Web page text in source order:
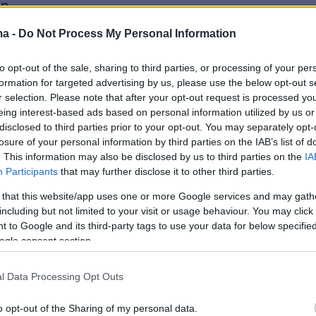
- Do Not Process My Personal Information
opt-out of the sale, sharing to third parties, or processing of your
for targeted advertising by us, please use the below opt-out
selection. Please note that after your opt-out request is processed
interest-based ads based on personal information utilized by us
to third parties prior to your opt-out. You may separately
of your personal information by third parties on the IAB’s list of
This information may also be disclosed by us to third parties on the
Participants that may further disclose it to other third parties.
that this website/app uses one or more Google services and may
but not limited to your visit or usage behaviour. You may
to Google and its third-party tags to use your data for below
consent section.
Data Processing Opt Outs
opt-out of the Sharing of my personal data.
διευθυντής της παραγωγής ήταν ο μαέστρος
, ενώ την εκτέλεση παραγωγής
Hadjiloizou σε συνεργασία με την Emilie
τον Laurent Frat της EBU, τον Tonmeister
και το Teldex Studio Berlin, τον Roland
Consulting Atelier Vienna, τον σκηνοθέτη
και τον set designer Γιάννη Τζιωρτζή.